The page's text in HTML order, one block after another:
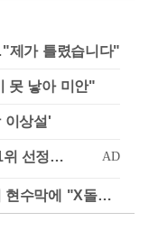
제가 틀렸습니다"
못 낳아 미안"
상설'
김희철, 거꾸로 걸린 광복절 태극기 현수막에 "X돌았네"